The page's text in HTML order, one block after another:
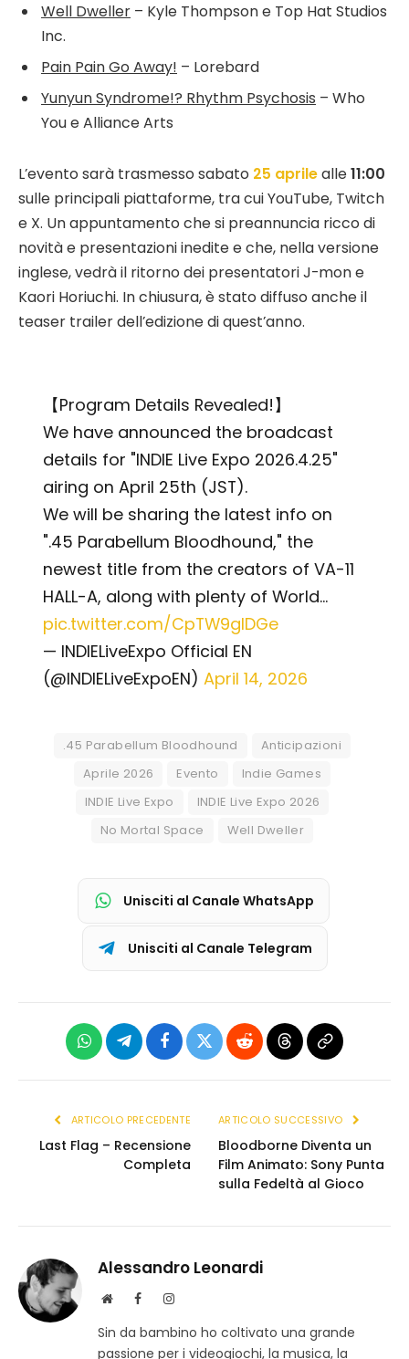
Well Dweller – Kyle Thompson e Top Hat Studios
Inc.
Pain Pain Go Away! – Lorebard
Yunyun Syndrome!? Rhythm Psychosis – Who
You e Alliance Arts
L’evento sarà trasmesso sabato 25 aprilealle11:00
sulle principali piattaforme, tra cui YouTube, Twitch
e X. Un appuntamento che si preannuncia ricco di
novità e presentazioni inedite e che, nella versione
inglese, vedrà il ritorno dei presentatori J-mon e
Kaori Horiuchi. In chiusura, è stato diffuso anche il
teaser trailer dell’edizione di quest’anno.
【Program Details Revealed!】
We have announced the broadcast
details for "INDIE Live Expo 2026.4.25"
airing on April 25th (JST).
We will be sharing the latest info on
".45 Parabellum Bloodhound," the
newest title from the creators of VA-11
HALL-A, along with plenty of World…
pic.twitter.com/CpTW9gIDGe
— INDIELiveExpo Official EN
(@INDIELiveExpoEN) April 14, 2026
.45 Parabellum Bloodhound
Anticipazioni
Aprile 2026
Evento
Indie Games
INDIE Live Expo
INDIE Live Expo 2026
No Mortal Space
Well Dweller
Unisciti al Canale WhatsApp
Unisciti al Canale Telegram
WhatsAppTelegramFacebook
X
RedditThreadsCopia
ARTICOLO PRECEDENTE
Last Flag – Recensione
Completa
ARTICOLO SUCCESSIVO
Bloodborne Diventa un
Film Animato: Sony Punta
sulla Fedeltà al Gioco
Alessandro Leonardi
S
t
o
F
c
e
I
s
t
Sin da bambino ho coltivato una grande
passione per i videogiochi, la musica, la